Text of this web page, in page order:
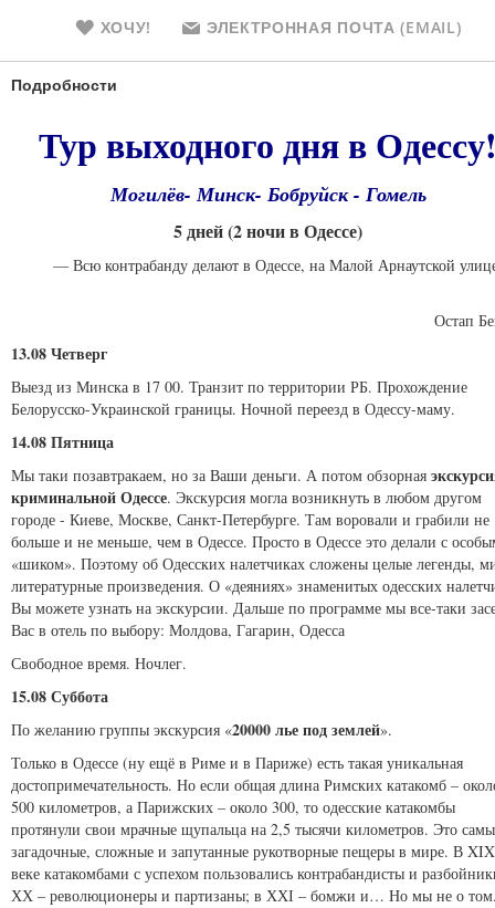
ХОЧУ! ЭЛЕКТРОННАЯ ПОЧТА (EMAIL)
Подробности
Тур выходного дня в
Могилёв- Минск- Бобруйск - Гомель
5 дней (2 ночи в Одессе)
— Всю контрабанду делают в Одессе, на Малой Арнаутской
Остап
13.08 Четверг
Выезд из Минска в 17 00. Транзит по территории РБ. Прохождение
Белорусско-Украинской границы. Ночной переезд в Одессу-маму.
14.08 Пятница
Мы таки позавтракаем, но за Ваши деньги. А потом обзорная
криминальной Одессе. Экскурсия могла возникнуть в любом другом
городе - Киеве, Москве, Санкт-Петербурге. Там воровали и грабили не
больше и не меньше, чем в Одессе. Просто в Одессе это делали с
«шиком». Поэтому об Одесских налетчиках сложены целые легенды,
литературные произведения. О «деяниях» знаменитых одесских
Вы можете узнать на экскурсии. Дальше по программе мы все-таки
Вас в отель по выбору: Молдова, Гагарин, Одесса
Свободное время. Ночлег.
15.08 Суббота
По желанию группы экскурсия «20000 лье под землей».
Только в Одессе (ну ещё в Риме и в Париже) есть такая уникальная
достопримечательность. Но если общая длина Римских катакомб –
500 километров, а Парижских – около 300, то одесские катакомбы
протянули свои мрачные щупальца на 2,5 тысячи километров. Это
загадочные, сложные и запутанные рукотворные пещеры в мире. В XIX
веке катакомбами с успехом пользовались контрабандисты и
ХХ – революционеры и партизаны; в ХХІ – бомжи и… Но мы не о